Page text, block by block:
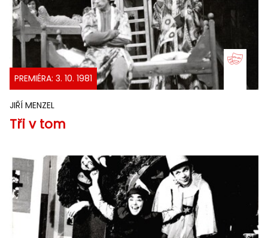
PREMIÉRA: 3. 10. 1981
JIŘÍ MENZEL
Tři v tom